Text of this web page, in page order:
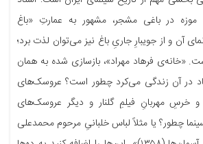
موزه در باغی مشجر، مشهور به عمارتِ «باغ
آن و از جویبارِ جاریِ باغ نیز می‌توان لذت برد؛
«خانه‌ی فرهاد مهراد»، بازسازی شده به همان
در آن زندگی می‌کرد چطور است؟ عروسک‌های
خرسِ مهربانِ فیلمِ گلنار و دیگر عروسک‌های
چطور؟ یا مثلاً لباس خلبانیِ مرحوم محمدعلی